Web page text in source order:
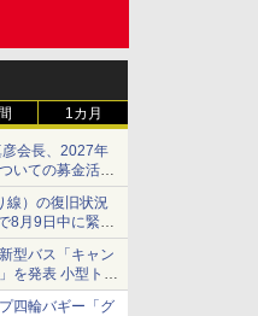
1カ月
会長、2027年
いての募金活動
線）の復旧状況
8月9日中に緊急
型バス「キャン
を発表 小型トラ
けバス
四輪バギー「グ